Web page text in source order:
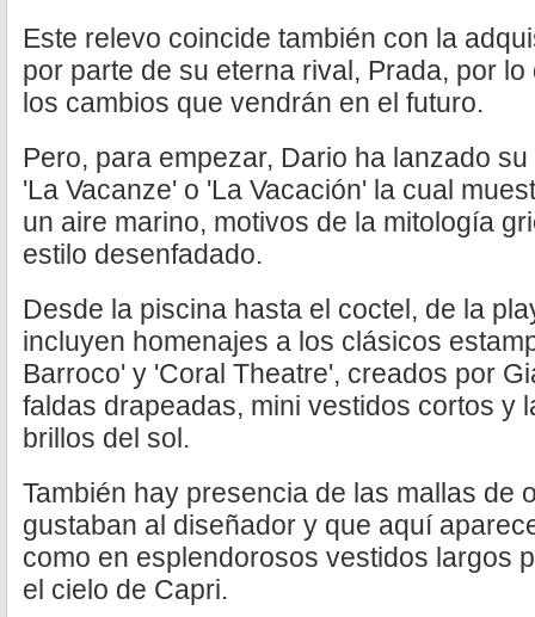
Este relevo coincide también con la
por parte de su eterna rival, Prada, por
los cambios que vendrán en el futuro.
Pero, para empezar, Dario ha lanzado
'La Vacanze' o 'La Vacación' la cual
un aire marino, motivos de la mitología
estilo desenfadado.
Desde la piscina hasta el coctel, de la
incluyen homenajes a los clásicos
Barroco' y 'Coral Theatre', creados por
faldas drapeadas, mini vestidos cortos y
brillos del sol.
También hay presencia de las mallas de
gustaban al diseñador y que aquí
como en esplendorosos vestidos largos
el cielo de Capri.